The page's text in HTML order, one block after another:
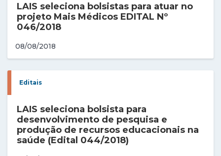
LAIS seleciona bolsistas para atuar no
projeto Mais Médicos EDITAL Nº
046/2018
08/08/2018
Editais
LAIS seleciona bolsista para
desenvolvimento de pesquisa e
produção de recursos educacionais na
saúde (Edital 044/2018)